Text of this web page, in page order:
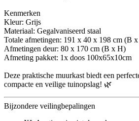
Kenmerken
Kleur: Grijs
Materiaal: Gegalvaniseerd staal
Totale afmetingen: 191 x 40 x 198 cm (B
Afmetingen deur: 80 x 170 cm (B x H)
Afmeting pakket: 1x doos 100x65x10cm
Deze praktische muurkast biedt een
compacte en veilige tuinopslag! 🌿
Bijzondere veilingbepalingen